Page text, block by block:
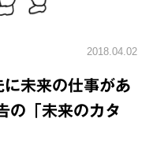
2018.04.02
未来の仕事があ
の「未来のカタ